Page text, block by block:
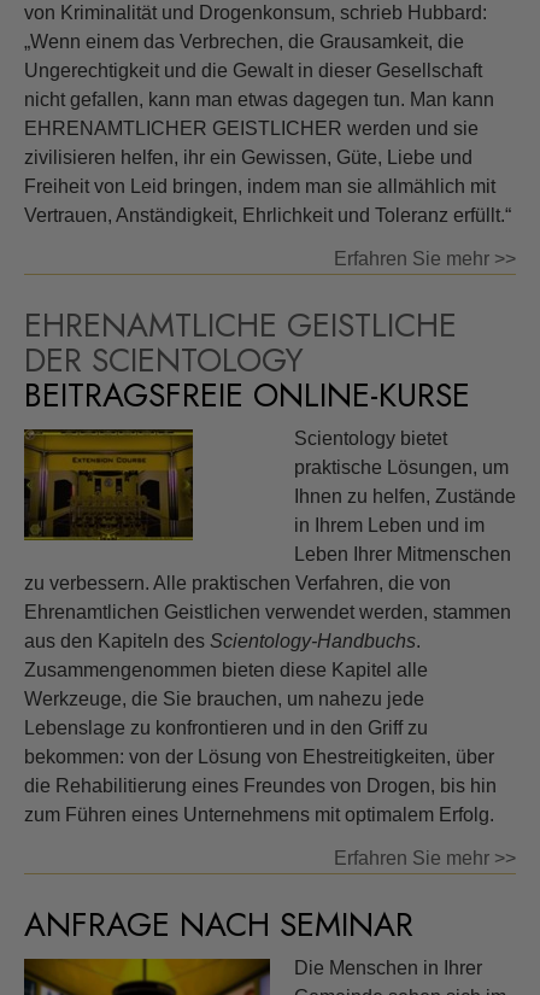
von Kriminalität und Drogenkonsum, schrieb Hubbard:
„Wenn einem das Verbrechen, die Grausamkeit, die
Ungerechtigkeit und die Gewalt in dieser Gesellschaft
nicht gefallen, kann man etwas dagegen tun. Man kann
EHRENAMTLICHER GEISTLICHER werden und sie
zivilisieren helfen, ihr ein Gewissen, Güte, Liebe und
Freiheit von Leid bringen, indem man sie allmählich mit
Vertrauen, Anständigkeit, Ehrlichkeit und Toleranz erfüllt.“
Erfahren Sie mehr >>
EHRENAMTLICHE GEISTLICHE
DER SCIENTOLOGY
BEITRAGSFREIE ONLINE-KURSE
Scientology bietet
praktische Lösungen, um
Ihnen zu helfen, Zustände
in Ihrem Leben und im
Leben Ihrer Mitmenschen
zu verbessern. Alle praktischen Verfahren, die von
Ehrenamtlichen Geistlichen verwendet werden, stammen
aus den Kapiteln des Scientology-Handbuchs.
Zusammengenommen bieten diese Kapitel alle
Werkzeuge, die Sie brauchen, um nahezu jede
Lebenslage zu konfrontieren und in den Griff zu
bekommen: von der Lösung von Ehestreitigkeiten, über
die Rehabilitierung eines Freundes von Drogen, bis hin
zum Führen eines Unternehmens mit optimalem Erfolg.
Erfahren Sie mehr >>
ANFRAGE NACH SEMINAR
Die Menschen in Ihrer